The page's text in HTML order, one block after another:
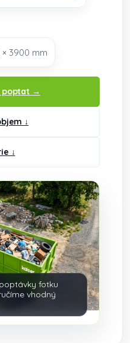
× 3900 mm
poptat →
↓
↓
fotku
vhodný